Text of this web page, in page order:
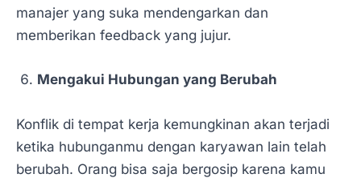
manajer yang suka mendengarkan dan
memberikan feedback yang jujur.
Mengakui Hubungan yang Berubah
Konflik di tempat kerja kemungkinan akan terjadi
ketika hubunganmu dengan karyawan lain telah
berubah. Orang bisa saja bergosip karena kamu